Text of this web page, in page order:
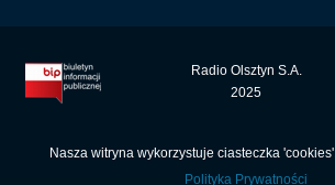
Radio Olsztyn S.A.
2025
Nasza witryna wykorzystuje ciasteczka 'cookies'.
Polityka Prywatności